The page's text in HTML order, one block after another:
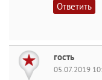
Ответить
гость
05.07.2019